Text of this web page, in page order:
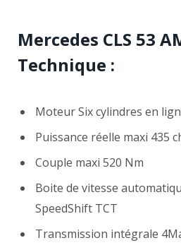
Mercedes CLS 53
Technique :
Moteur Six cylindres en
Puissance réelle maxi 435
Couple maxi 520 Nm
Boite de vitesse
SpeedShift TCT
Transmission intégrale